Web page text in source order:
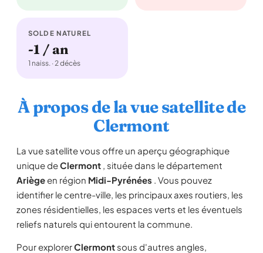
SOLDE NATUREL
-1 / an
1 naiss. · 2 décès
À propos de la vue satellite de
Clermont
La vue satellite vous offre un aperçu géographique
unique deClermont , située dans le département
Ariègeen région Midi-Pyrénées . Vous pouvez
identifier le centre-ville, les principaux axes routiers, les
zones résidentielles, les espaces verts et les éventuels
reliefs naturels qui entourent la commune.
Pour explorerClermont sous d'autres angles,